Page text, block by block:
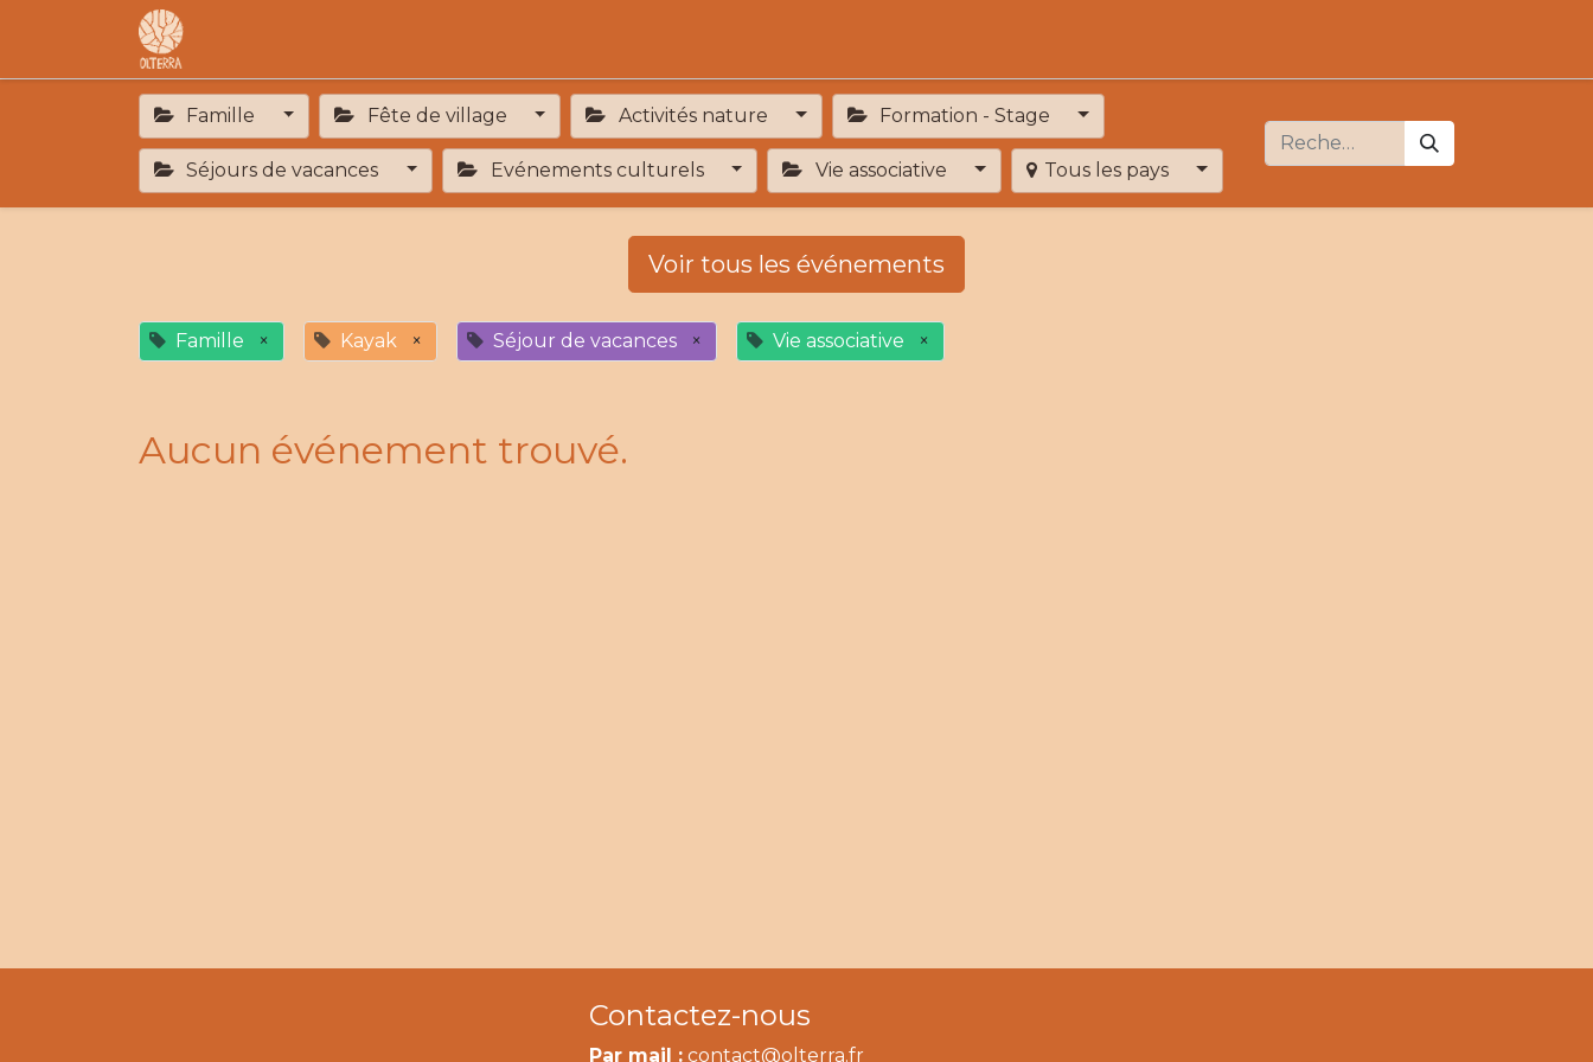
Famille Fête de village Activités nature Formation - Stage
Séjours de vacances Evénements culturels Vie associative Tous les pays
Voir tous les événements
Famille × Kayak × Séjour de vacances × Vie associative ×
Aucun événement trouvé.
Contactez-nous
Par mail : contact@olterra.fr